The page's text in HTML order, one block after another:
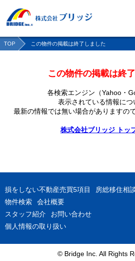
TOP この物件の掲載は終了しました
この物件の掲載は終
各検索エンジン（Yahoo・
表示されている情報につ
最新の情報では無い場合がありますので
株式会社ブリッジ トッ
損をしない不動産売買5項目
房総移住相
物件検索
会社概要
スタッフ紹介
お問い合わせ
個人情報の取り扱い
© Bridge Inc. All Rights